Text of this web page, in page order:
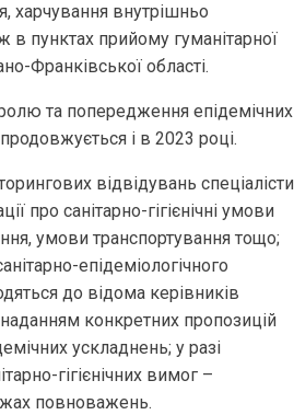
харчування внутрішньо
в пунктах прийому гуманітарної
Франківської області.
та попередження епідемічних
і в 2023 році.
відвідувань спеціалісти
про санітарно-гігієнічні умови
умови транспортування тощо;
епідеміологічного
до відома керівників
конкретних пропозицій
ускладнень; у разі
гігієнічних вимог –
повноважень.